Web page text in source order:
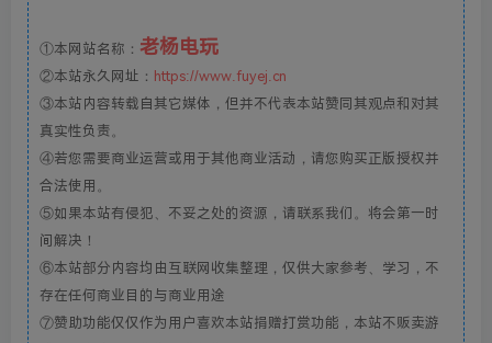
①本网站名称： 老杨电玩
②本站永久网址： https://www.fuyej.cn
③本站内容转载自其它媒体，但并不代表本站赞同其观点和对其
真实性负责。
④若您需要商业运营或用于其他商业活动，请您购买正版授权并
合法使用。
⑤如果本站有侵犯、不妥之处的资源，请联系我们。将会第一时
间解决！
⑥本站部分内容均由互联网收集整理，仅供大家参考、学习，不
存在任何商业目的与商业用途
⑦赞助功能仅仅作为用户喜欢本站捐赠打赏功能，本站不贩卖游